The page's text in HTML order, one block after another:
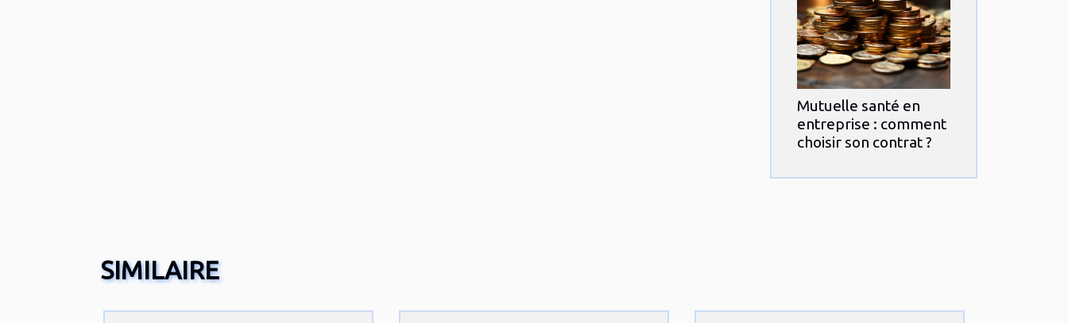
Mutuelle santé en
entreprise : comment
choisir son contrat ?
SIMILAIRE